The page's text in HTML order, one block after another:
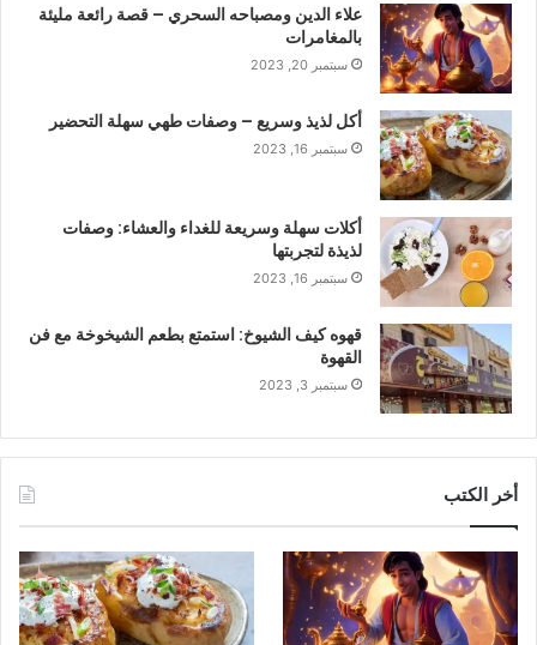
علاء الدين ومصباحه السحري – قصة رائعة مليئة
بالمغامرات
سبتمبر 20, 2023
أكل لذيذ وسريع – وصفات طهي سهلة التحضير
سبتمبر 16, 2023
أكلات سهلة وسريعة للغداء والعشاء: وصفات
لذيذة لتجربتها
سبتمبر 16, 2023
قهوه كيف الشيوخ: استمتع بطعم الشيخوخة مع فن
القهوة
سبتمبر 3, 2023
أخر الكتب